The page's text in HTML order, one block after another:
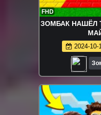
FHD
ЗОМБАК НАШЁЛ
2024-10-